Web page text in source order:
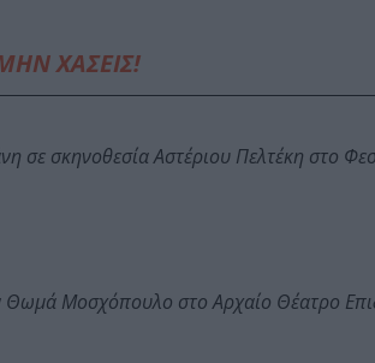
ΧΑΣΕΙΣ!
σε σκηνοθεσία Αστέριου Πελτέκη στο
Θωμά Μοσχόπουλο στο Αρχαίο Θέατρο